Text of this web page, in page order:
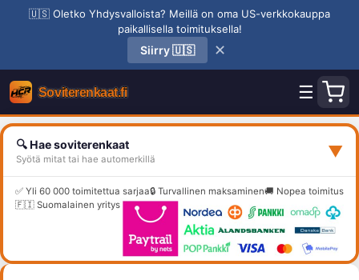
🇺🇸 Oletko Yhdysvalloista? Meillä on oma US-verkkokauppa
paikallisella toimituksella!
Siirry 🇺🇸 ✕
☰
🔍 Hae soviterenkaat
Syötä mitat tai hae automerkillä ▼
✅ Yli 60 000 toimitettua sarjaa🔒 Turvallinen maksaminen🚚 Nopea toimitus
🇫🇮 Suomalainen yritys